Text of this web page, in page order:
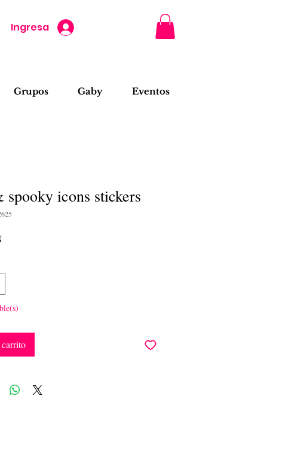
Ingresa
Grupos Gaby Eventos
spooky icons stickers
Precio